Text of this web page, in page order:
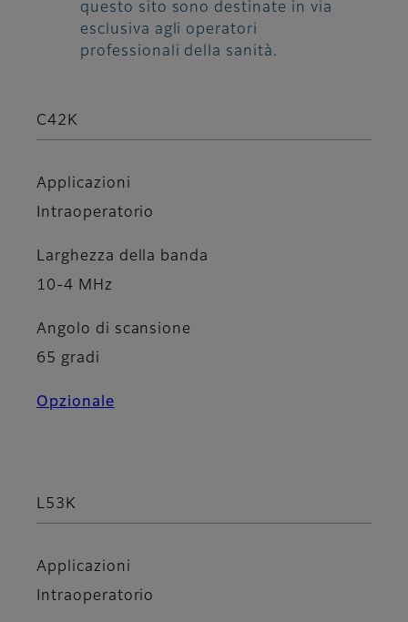
questo sito sono destinate in via
esclusiva agli operatori
professionali della sanità.
C42K
Applicazioni
Intraoperatorio
Larghezza della banda
10-4 MHz
Angolo di scansione
65 gradi
Opzionale
L53K
Applicazioni
Intraoperatorio